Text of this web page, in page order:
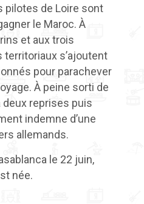
pilotes de Loire sont
le Maroc. À
et aux trois
s’ajoutent
pour parachever
À peine sorti de
deux reprises puis
indemne d’une
allemands.
le 22 juin,
née.